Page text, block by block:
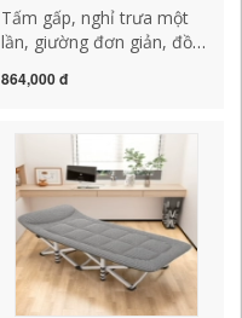
Tấm gấp, nghỉ trưa một
lần, giường đơn giản, đồ
giường hộ tống bệnh viện,
trại di động
864,000 đ